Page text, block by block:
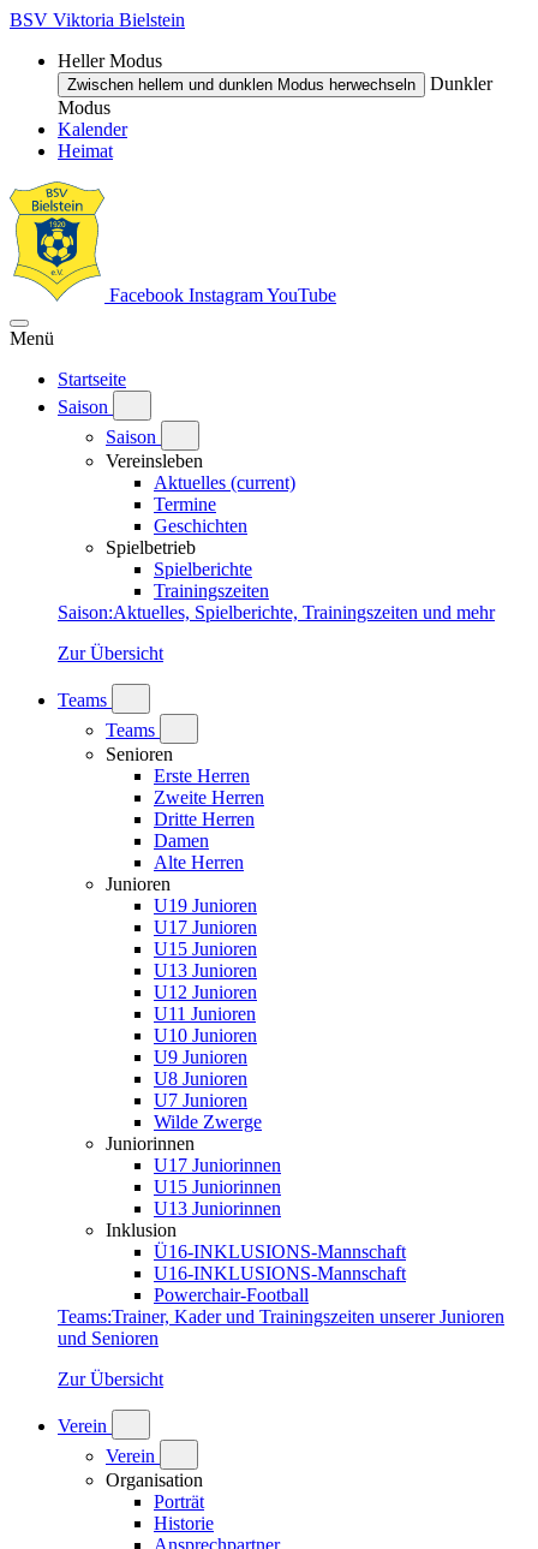
BSV Viktoria Bielstein
Heller Modus
Zwischen hellem und dunklen Modus herwechseln
Dunkler
Modus
Kalender
Heimat
Facebook InstagramYouTube
Menü
Startseite
Saison
Saison
Vereinsleben
Aktuelles (current)
Termine
Geschichten
Spielbetrieb
Spielberichte
Trainingszeiten
Saison:Aktuelles, Spielberichte, Trainingszeiten und mehr
Zur Übersicht
Teams
Teams
Senioren
Erste Herren
Zweite Herren
Dritte Herren
Damen
Alte Herren
Junioren
U19 Junioren
U17 Junioren
U15 Junioren
U13 Junioren
U12 Junioren
U11 Junioren
U10 Junioren
U9 Junioren
U8 Junioren
U7 Junioren
Wilde Zwerge
Juniorinnen
U17 Juniorinnen
U15 Juniorinnen
U13 Juniorinnen
Inklusion
Ü16-INKLUSIONS-Mannschaft
U16-INKLUSIONS-Mannschaft
Powerchair-Football
Teams:Trainer, Kader und Trainingszeiten unserer Junioren
und Senioren
Zur Übersicht
Verein
Verein
Organisation
Porträt
Historie
Ansprechpartner